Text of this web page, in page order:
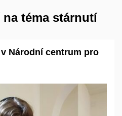
téma stárnutí
Národní centrum pro